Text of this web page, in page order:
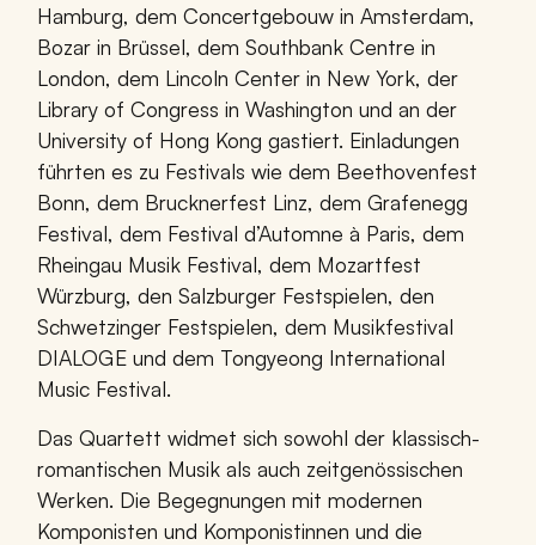
Hamburg, dem Concertgebouw in Amsterdam,
Bozar in Brüssel, dem Southbank Centre in
London, dem Lincoln Center in New York, der
Library of Congress in Washington und an der
University of Hong Kong gastiert. Einladungen
führten es zu Festivals wie dem Beethovenfest
Bonn, dem Brucknerfest Linz, dem Grafenegg
Festival, dem Festival d’Automne à Paris, dem
Rheingau Musik Festival, dem Mozartfest
Würzburg, den Salzburger Festspielen, den
Schwetzinger Festspielen, dem Musikfestival
DIALOGE und dem Tongyeong International
Music Festival.
Das Quartett widmet sich sowohl der klassisch-
romantischen Musik als auch zeitgenössischen
Werken. Die Begegnungen mit modernen
Komponisten und Komponistinnen und die